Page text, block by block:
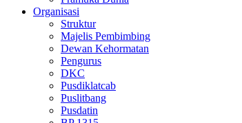
Organisasi
Struktur
Majelis Pembimbing
Dewan Kehormatan
Pengurus
DKC
Pusdiklatcab
Puslitbang
Pusdatin